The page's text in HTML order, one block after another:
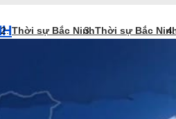
Thời sự Bắc NinhThời sự Bắc